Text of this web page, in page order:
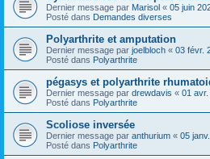
Dernier message par Marisol « 05 juin
Posté dans Demandes diverses
Polyarthrite et amputation
Dernier message par joelbloch « 03 févr.
Posté dans Polyarthrite
pégasys et polyarthrite
Dernier message par drewdavis « 01
Posté dans Polyarthrite
Scoliose inversée
Dernier message par anthurium « 05
Posté dans Polyarthrite